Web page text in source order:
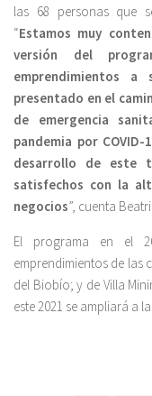
las 68 personas que
“Estamos muy
versión del
emprendimientos
presentado en el
de emergencia
pandemia por
desarrollo de este
satisfechos con la
negocios”, cuenta
El programa en el
emprendimientos de las
del Biobío; y de Villa
este 2021 se ampliará a